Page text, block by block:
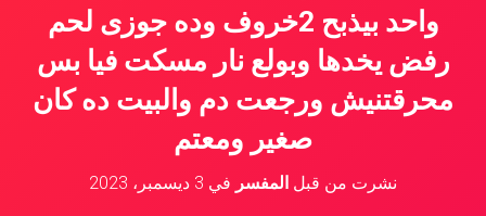
ق
واحد بيذبح 2خروف وده جوزى لحم
رفض يخدها وبولع نار مسكت فيا بس
محرقتنيش ورجعت دم والبيت ده كان
صغير ومعتم
نشرت من قبل المفسر في 3 ديسمبر، 2023